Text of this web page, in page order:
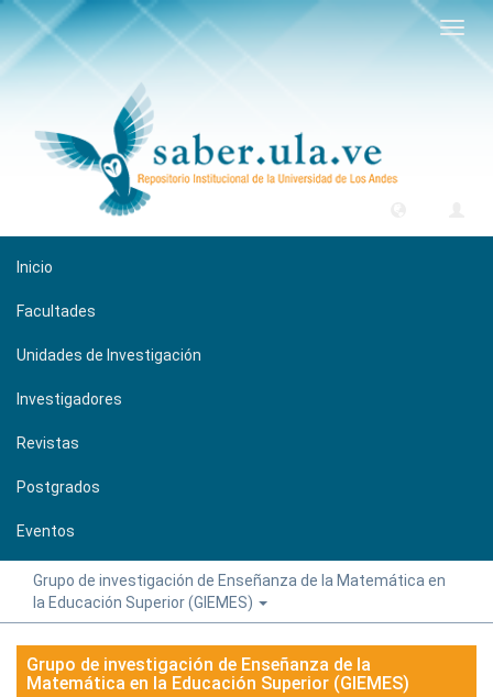
Inicio
Facultades
Unidades de Investigación
Investigadores
Revistas
Postgrados
Eventos
Grupo de investigación de Enseñanza de la Matemática en
la Educación Superior (GIEMES)
Grupo de investigación de Enseñanza de la
Matemática en la Educación Superior (GIEMES)